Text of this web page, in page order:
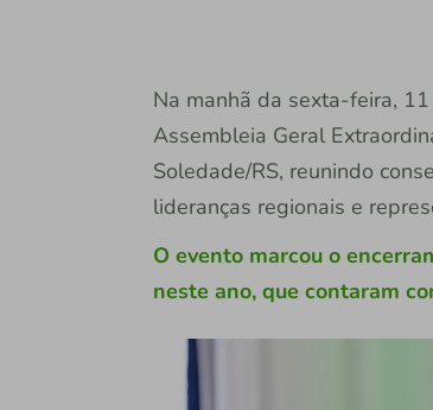
Na manhã da sexta-feira,
Assembleia Geral
Soledade/RS, reunindo
lideranças regionais e
O evento marcou o
neste ano, que contaram